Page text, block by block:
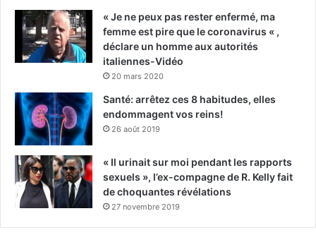
« Je ne peux pas rester enfermé, ma
femme est pire que le coronavirus « ,
déclare un homme aux autorités
italiennes-Vidéo
20 mars 2020
Santé: arrêtez ces 8 habitudes, elles
endommagent vos reins!
26 août 2019
« Il urinait sur moi pendant les rapports
sexuels », l’ex-compagne de R. Kelly fait
de choquantes révélations
27 novembre 2019